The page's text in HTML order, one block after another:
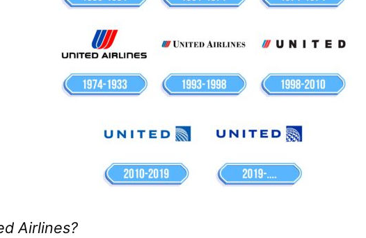
Airlines?